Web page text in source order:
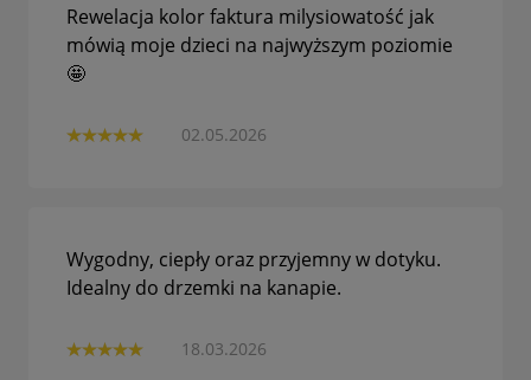
02.05.2026
Rewelacja kolor faktura milysiowatość jak
mówią moje dzieci na najwyższym poziomie
🤩
18.03.2026
Wygodny, ciepły oraz przyjemny w dotyku.
Idealny do drzemki na kanapie.